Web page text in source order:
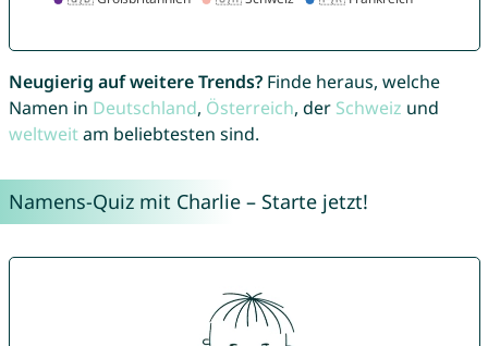
Neugierig auf weitere Trends?Finde heraus, welche
Namen in Deutschland, Österreich, der Schweiz und
weltweitam beliebtesten sind.
Namens-Quiz mit Charlie – Starte jetzt!